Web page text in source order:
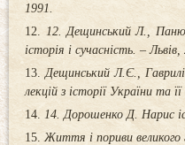
1991.
12. Дещинський Л.,
історія і сучасність. – Львів,
Дещинський Л.Є.,
лекцій з історії України та
14. Дорошенко Д. Нарис
Життя і пориви